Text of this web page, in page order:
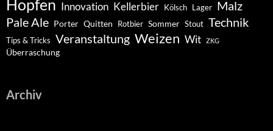
Hopfen Innovation Kellerbier Kölsch Lager Malz
Pale Ale Porter Quitten Rotbier Sommer Stout Technik
Tips & Tricks Veranstaltung Weizen Wit ZKG
Überraschung
Archiv